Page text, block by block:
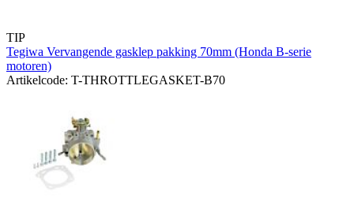
TIP
Tegiwa Vervangende gasklep pakking 70mm (Honda B-serie
motoren)
Artikelcode: T-THROTTLEGASKET-B70